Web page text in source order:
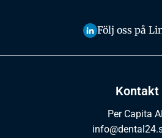
Kontakt
Per Capita
Följ oss på